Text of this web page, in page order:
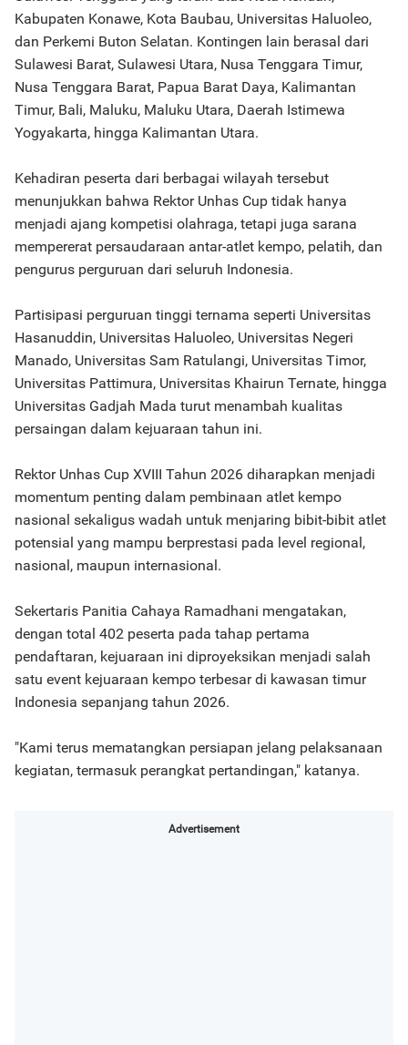
Kabupaten Konawe, Kota Baubau, Universitas Haluoleo,
dan Perkemi Buton Selatan. Kontingen lain berasal dari
Sulawesi Barat, Sulawesi Utara, Nusa Tenggara Timur,
Nusa Tenggara Barat, Papua Barat Daya, Kalimantan
Timur, Bali, Maluku, Maluku Utara, Daerah Istimewa
Yogyakarta, hingga Kalimantan Utara.
Kehadiran peserta dari berbagai wilayah tersebut
menunjukkan bahwa Rektor Unhas Cup tidak hanya
menjadi ajang kompetisi olahraga, tetapi juga sarana
mempererat persaudaraan antar-atlet kempo, pelatih, dan
pengurus perguruan dari seluruh Indonesia.
Partisipasi perguruan tinggi ternama seperti Universitas
Hasanuddin, Universitas Haluoleo, Universitas Negeri
Manado, Universitas Sam Ratulangi, Universitas Timor,
Universitas Pattimura, Universitas Khairun Ternate, hingga
Universitas Gadjah Mada turut menambah kualitas
persaingan dalam kejuaraan tahun ini.
Rektor Unhas Cup XVIII Tahun 2026 diharapkan menjadi
momentum penting dalam pembinaan atlet kempo
nasional sekaligus wadah untuk menjaring bibit-bibit atlet
potensial yang mampu berprestasi pada level regional,
nasional, maupun internasional.
Sekertaris Panitia Cahaya Ramadhani mengatakan,
dengan total 402 peserta pada tahap pertama
pendaftaran, kejuaraan ini diproyeksikan menjadi salah
satu event kejuaraan kempo terbesar di kawasan timur
Indonesia sepanjang tahun 2026.
"Kami terus mematangkan persiapan jelang pelaksanaan
kegiatan, termasuk perangkat pertandingan," katanya.
Advertisement